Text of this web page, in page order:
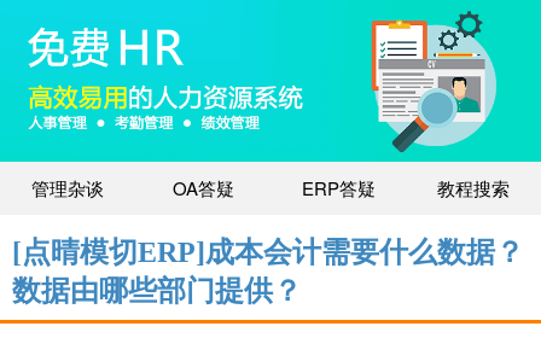
管理杂谈 OA答疑 ERP答疑 教程搜索
[点晴模切ERP]成本会计需要什么数据？
数据由哪些部门提供？